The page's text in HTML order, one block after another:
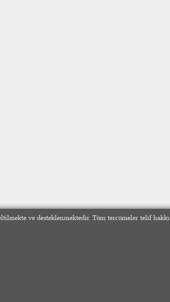
ve desteklenmektedir. Tüm tercümeler telif hakkı